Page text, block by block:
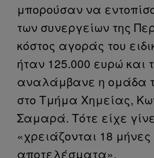
μπορούσαν να
των συνεργείων της
κόστος αγοράς του
ήταν 125.000 ευρώ και
αναλάμβανε η ομάδα
στο Τμήμα Χημείας,
Σαμαρά. Τότε είχε
«χρειάζονται 18
αποτελέσματα».